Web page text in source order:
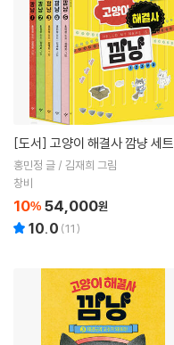
[도서] 고양이 해결사 깜냥 세트
홍민정 글 / 김재희 그림
창비
10% 54,000원
10.0 (11)